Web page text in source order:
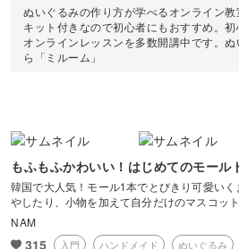
アロマキャンドル
切り絵
レザークラフト
石鹸作り
つまみ細工
カービング
占い
金継ぎ
整理収納・片付け
フラワーアレンジメント
フィットネス
洋菓子
EC・集客
ポートレート
風景・スナップ
光・ライティング
構図
ぬいぐるみの作り方が学べるオンライン教
キット付きなので初心者にもおすすめ。
オンラインレッスンを多数開講中です。
ら「ミルーム」
もふもふかわいい！はじめてのモール
韓国で大人気！モール1本でとびきり可愛い
やしたり、小物を加えて自分だけのマスコット
NAM
315 入門 ハンドメイド ぬいぐるみ